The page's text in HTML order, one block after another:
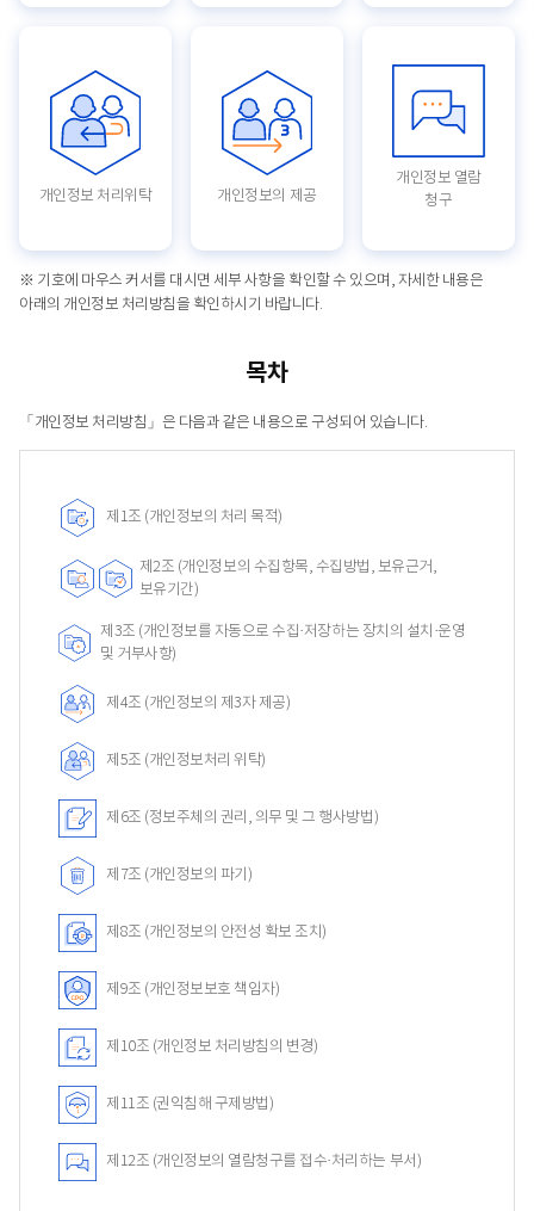
개인정보 처리위탁 개인정보의 제공
개인정보 열람
청구
※ 기호에 마우스 커서를 대시면 세부 사항을 확인할 수 있으며, 자세한 내용은
아래의 개인정보 처리방침을 확인하시기 바랍니다.
목차
「개인정보 처리방침」은 다음과 같은 내용으로 구성되어 있습니다.
제1조 (개인정보의 처리 목적)
제2조 (개인정보의 수집항목, 수집방법, 보유근거,
보유기간)
제3조 (개인정보를 자동으로 수집·저장하는 장치의 설치·운영
및 거부사항)
제4조 (개인정보의 제3자 제공)
제5조 (개인정보처리 위탁)
제6조 (정보주체의 권리, 의무 및 그 행사방법)
제7조 (개인정보의 파기)
제8조 (개인정보의 안전성 확보 조치)
제9조 (개인정보보호 책임자)
제10조 (개인정보 처리방침의 변경)
제11조 (권익침해 구제방법)
제12조 (개인정보의 열람청구를 접수·처리하는 부서)